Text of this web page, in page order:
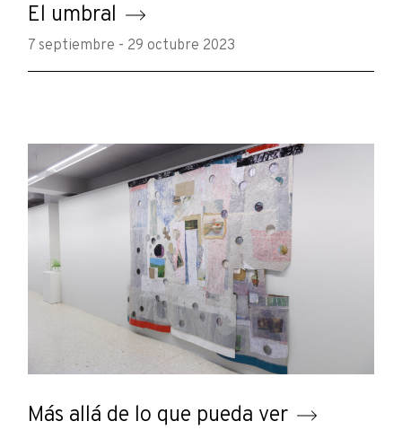
El umbral
7 septiembre - 29 octubre 2023
Más allá de lo que pueda ver